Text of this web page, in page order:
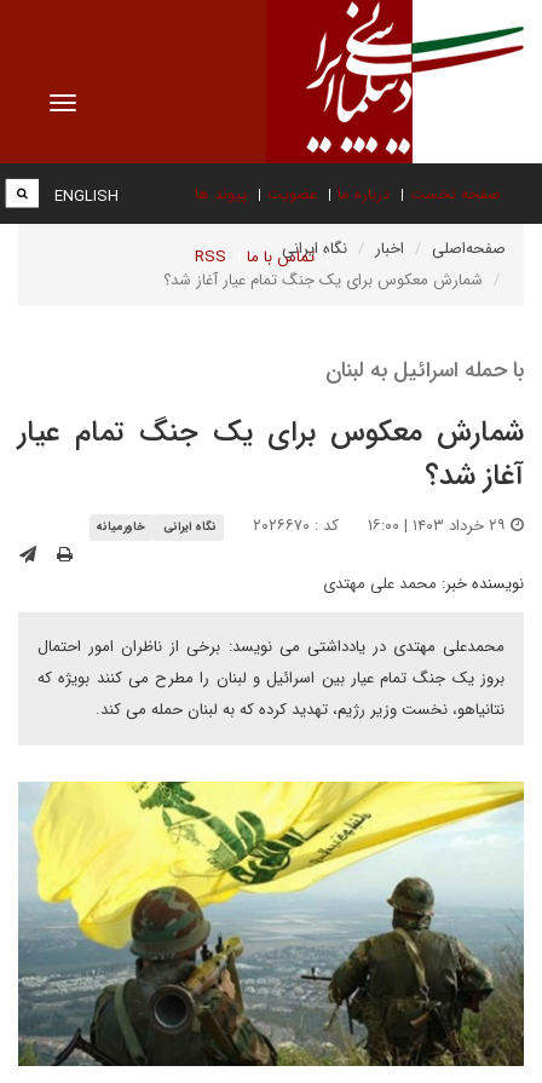
Toggle
صفحه نخست درباره ما عضویت پیوند ها
تماس با ما RSS
ENGLISH
صفحه‌اصلی اخبار
نگاه ایرانی
شمارش معکوس برای یک جنگ تمام عیار آغاز شد؟
با حمله اسرائیل به لبنان
شمارش معکوس برای یک جنگ تمام عیار
آغاز شد؟
کد : ۲۰۲۶۶۷۰ نگاه ایرانی خاورمیانه
نویسنده خبر: محمد علی مهتدی
محمدعلی مهتدی در یادداشتی می نویسد: برخی از ناظران امور احتمال
بروز یک جنگ تمام عیار بین اسرائیل و لبنان را مطرح می کنند بویژه که
نتانیاهو، نخست وزیر رژیم، تهدید کرده که به لبنان حمله می کند.